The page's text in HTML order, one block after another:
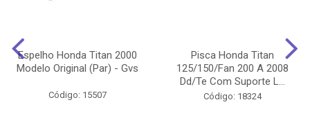
Espelho Honda Titan 2000
Modelo Original (Par) - Gvs
Código: 15507
Pisca Honda Titan
125/150/Fan 200 A 2008
Dd/Te Com Suporte L...
Código: 18324